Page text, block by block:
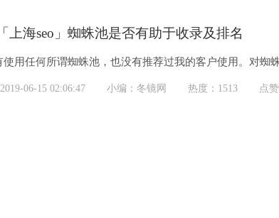
「上海seo」蜘蛛池是否有助于收录及排名
使用任何所谓蜘蛛池，也没有推荐过我的客户使用。对蜘
就是使用多个域名，用程序生成海量页面，当然内容不会
大量内容，就不停地往下抓，看起来像是把蜘蛛困在了
06-15 02:06:47 小编：冬镜网 热度：1513 点